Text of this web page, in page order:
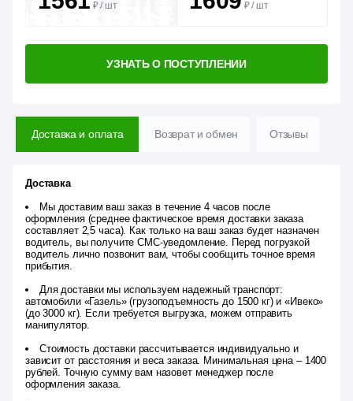
₽/ шт ₽/ шт
УЗНАТЬ О ПОСТУПЛЕНИИ
Доставка и оплата Возврат и обмен Отзывы
Доставка
Мы доставим ваш заказ в течение 4 часов после
оформления (среднее фактическое время доставки заказа
составляет 2,5 часа). Как только на ваш заказ будет назначен
водитель, вы получите СМС-уведомление. Перед погрузкой
водитель лично позвонит вам, чтобы сообщить точное время
прибытия.
Для доставки мы используем надежный транспорт:
автомобили «Газель» (грузоподъемность до 1500 кг) и «Ивеко»
(до 3000 кг). Если требуется выгрузка, можем отправить
манипулятор.
Стоимость доставки рассчитывается индивидуально и
зависит от расстояния и веса заказа. Минимальная цена – 1400
рублей. Точную сумму вам назовет менеджер после
оформления заказа.